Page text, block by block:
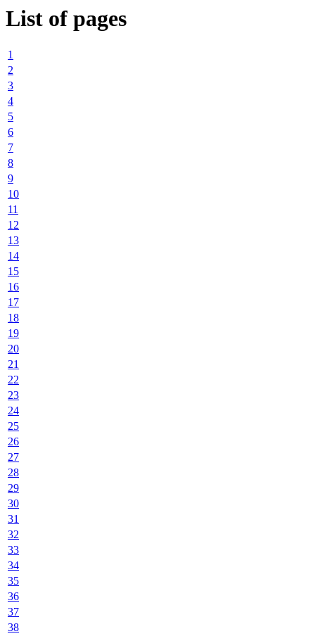
List of pages
1
2
3
4
5
6
7
8
9
10
11
12
13
14
15
16
17
18
19
20
21
22
23
24
25
26
27
28
29
30
31
32
33
34
35
36
37
38